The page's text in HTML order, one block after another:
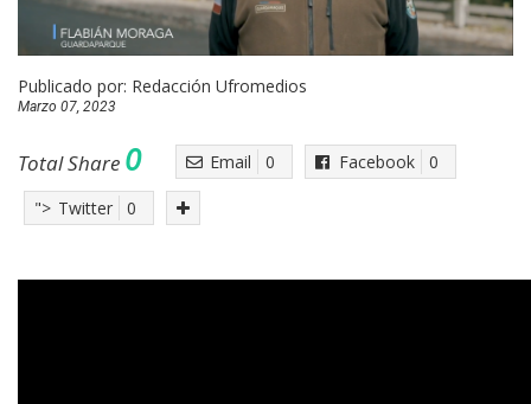
Publicado por: Redacción Ufromedios
Marzo 07, 2023
Total Share 0 Email 0 Facebook 0
"> Twitter 0